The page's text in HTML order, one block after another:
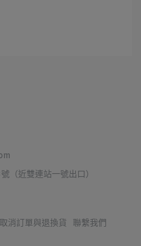
（近雙連站一號出口）
取消訂單與退換貨
聯繫我們